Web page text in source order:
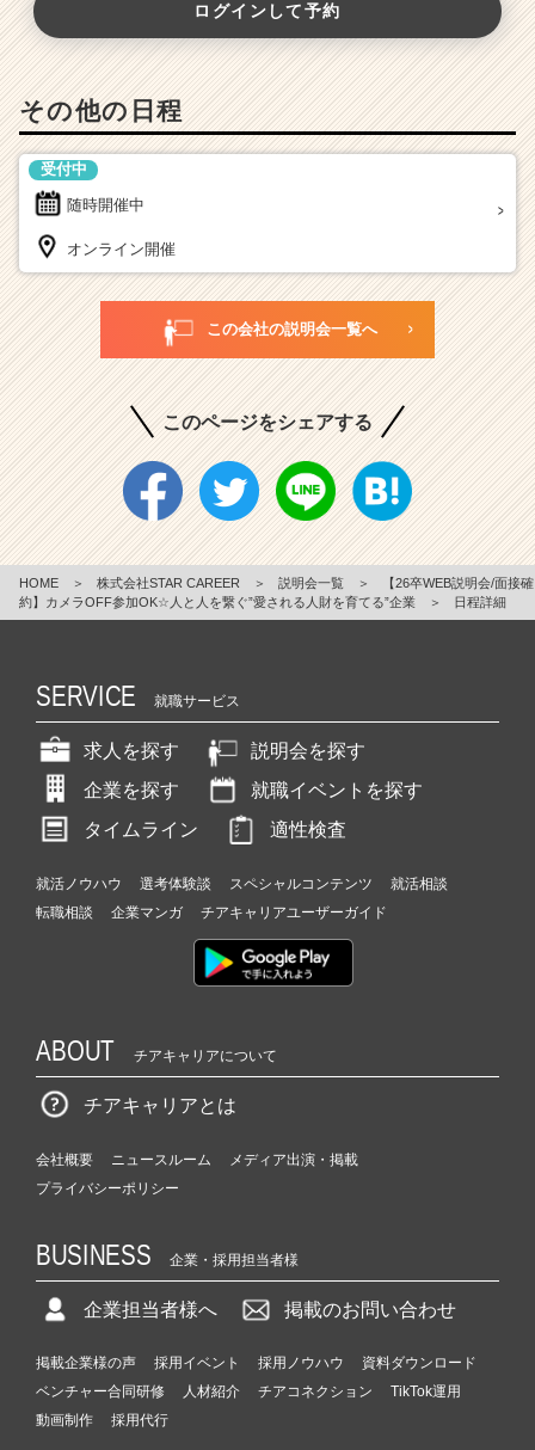
ログインして予約
その他の日程
随時開催中
受付中
オンライン開催
この会社の説明会一覧へ
このページをシェアする
HOME ＞ 株式会社STAR CAREER ＞ 説明会一覧 ＞
【26卒WEB説明会/面接確
約】カメラOFF参加OK☆人と人を繋ぐ”愛される人財を育てる”企業
＞ 日程詳細
SERVICE 就職サービス
求人を探す
説明会を探す
企業を探す
就職イベントを探す
タイムライン
適性検査
就活ノウハウ 選考体験談 スペシャルコンテンツ
就活相談
転職相談
企業マンガ チアキャリアユーザーガイド
ABOUT チアキャリアについて
チアキャリアとは
会社概要 ニュースルーム
メディア出演・掲載
プライバシーポリシー
BUSINESS 企業・採用担当者様
企業担当者様へ 掲載のお問い合わせ
掲載企業様の声 採用イベント 採用ノウハウ
資料ダウンロード
ベンチャー合同研修
人材紹介 チアコネクション
TikTok運用
動画制作
採用代行